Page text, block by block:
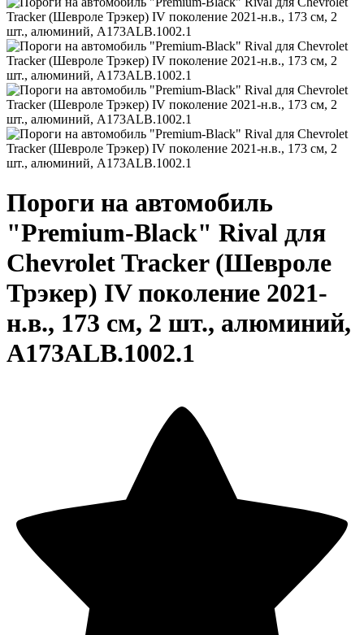
Пороги на автомобиль
"Premium-Black" Rival для
Chevrolet Tracker (Шевроле
Трэкер) IV поколение 2021-
н.в., 173 см, 2 шт., алюминий,
A173ALB.1002.1